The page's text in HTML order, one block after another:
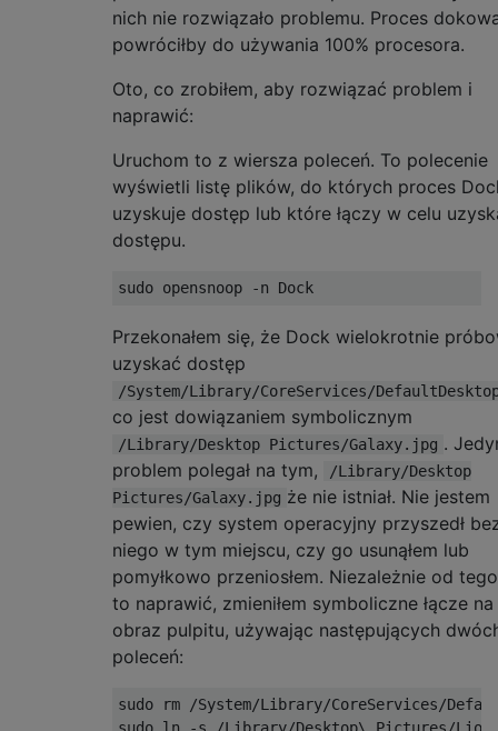
nich nie rozwiązało problemu. Proces
powróciłby do używania 100% procesora.
Oto, co zrobiłem, aby rozwiązać problem i
naprawić:
Uruchom to z wiersza poleceń. To polecenie
wyświetli listę plików, do których proces
uzyskuje dostęp lub które łączy w celu
dostępu.
Przekonałem się, że Dock wielokrotnie
uzyskać dostęp
/System/Library/CoreServices/
co jest dowiązaniem symbolicznym
/Library/Desktop Pictures/Galaxy.jpg .
problem polegał na tym,
/Library/Desktop
Pictures/Galaxy.jpg że nie istniał. Nie jestem
pewien, czy system operacyjny przyszedł
niego w tym miejscu, czy go usunąłem lub
pomyłkowo przeniosłem. Niezależnie od
to naprawić, zmieniłem symboliczne łącze
obraz pulpitu, używając następujących
poleceń:
sudo rm /System/Library/CoreServices/